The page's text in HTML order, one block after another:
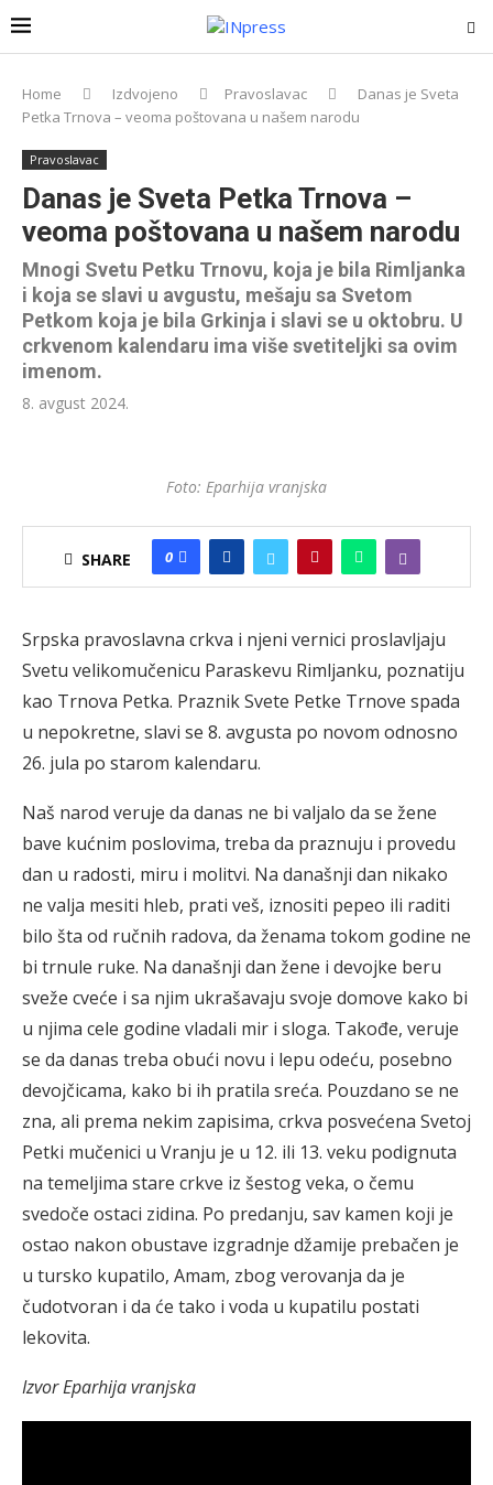
Home Izdvojeno Pravoslavac
Danas je Sveta
Petka Trnova – veoma poštovana u našem narodu
Pravoslavac
Danas je Sveta Petka Trnova –
veoma poštovana u našem narodu
Mnogi Svetu Petku Trnovu, koja je bila Rimljanka
i koja se slavi u avgustu, mešaju sa Svetom
Petkom koja je bila Grkinja i slavi se u oktobru. U
crkvenom kalendaru ima više svetiteljki sa ovim
imenom.
8. avgust 2024.
Foto: Eparhija vranjska
SHARE 0
Srpska pravoslavna crkva i njeni vernici proslavljaju
Svetu velikomučenicu Paraskevu Rimljanku, poznatiju
kao Trnova Petka. Praznik Svete Petke Trnove spada
u nepokretne, slavi se 8. avgusta po novom odnosno
26. jula po starom kalendaru.
Naš narod veruje da danas ne bi valjalo da se žene
bave kućnim poslovima, treba da praznuju i provedu
dan u radosti, miru i molitvi. Na današnji dan nikako
ne valja mesiti hleb, prati veš, iznositi pepeo ili raditi
bilo šta od ručnih radova, da ženama tokom godine ne
bi trnule ruke. Na današnji dan žene i devojke beru
sveže cveće i sa njim ukrašavaju svoje domove kako bi
u njima cele godine vladali mir i sloga. Takođe, veruje
se da danas treba obući novu i lepu odeću, posebno
devojčicama, kako bi ih pratila sreća. Pouzdano se ne
zna, ali prema nekim zapisima, crkva posvećena Svetoj
Petki mučenici u Vranju je u 12. ili 13. veku podignuta
na temeljima stare crkve iz šestog veka, o čemu
svedoče ostaci zidina. Po predanju, sav kamen koji je
ostao nakon obustave izgradnje džamije prebačen je
u tursko kupatilo, Amam, zbog verovanja da je
čudotvoran i da će tako i voda u kupatilu postati
lekovita.
Izvor Eparhija vranjska